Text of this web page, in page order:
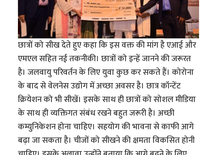
छात्रों को सीख देते हुए कहा कि इस वक्त की मांग है एआई और
एमएल सहित नई तकनीकी। छात्रों को इन्हें जानने की जरूरत
है। जलवायु परिवर्तन के लिए युवा कुछ कर सकते हैं। कोरोना
के बाद से वेलनेस उद्योग में अच्छा अवसर है। छात्र कॉन्टेंट
क्रियेशन को भी सीखें। इसके साथ ही छात्रों को सोशल मीडिया
के साथ ही व्यक्तिगत संबंध रखने बहुत जरूरी है। अच्छी
कम्युनिकेशन होना चाहिए। सहयोग की भावना से काफी आगे
बढ़ा जा सकता है। चीजों को सीखने की क्षमता विकसित होनी